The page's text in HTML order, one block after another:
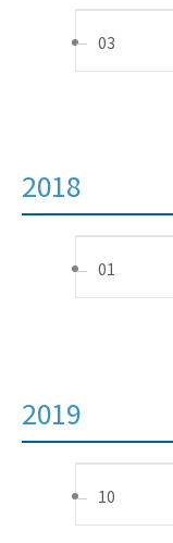
03
2018
01
2019
10